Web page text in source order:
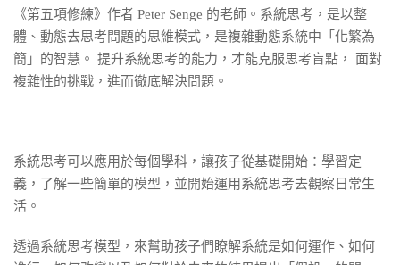
《第五項修練》作者 Peter Senge 的老師。系統思考，是以整
體、動態去思考問題的思維模式，是複雜動態系統中「化繁為
簡」的智慧。 提升系統思考的能力，才能克服思考盲點， 面對
複雜性的挑戰，進而徹底解決問題。
系統思考可以應用於每個學科，讓孩子從基礎開始：學習定
義，了解一些簡單的模型，並開始運用系統思考去觀察日常生
活。
透過系統思考模型，來幫助孩子們瞭解系統是如何運作、如何